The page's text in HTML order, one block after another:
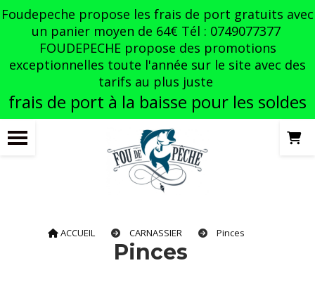
Foudepeche propose les frais de port gratuits avec
un panier moyen de 64€ Tél : 0749077377
FOUDEPECHE propose des promotions
exceptionnelles toute l'année sur le site avec des
tarifs au plus juste
frais de port à la baisse pour les soldes
ACCUEIL CARNASSIER Pinces
Pinces